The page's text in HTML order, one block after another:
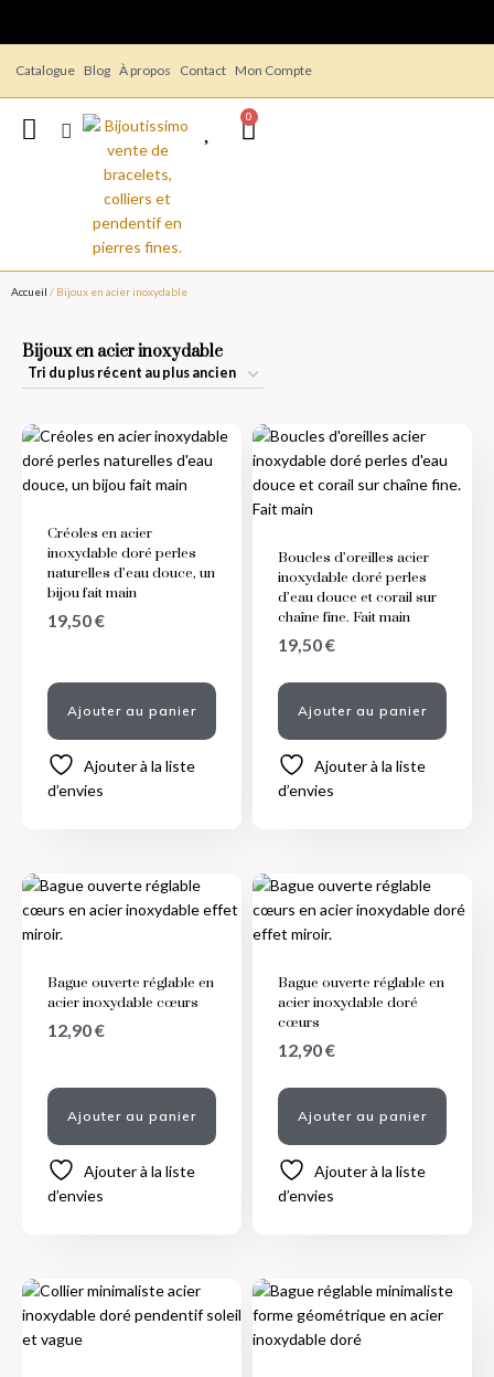
Catalogue Blog À propos Contact Mon Compte
0
Accueil / Bijoux en acier inoxydable
Bijoux en acier inoxydable
Créoles en acier
inoxydable doré perles
naturelles d’eau douce, un
bijou fait main
19,50€
Ajouter au panier
Ajouter à la liste
d’envies
Boucles d’oreilles acier
inoxydable doré perles
d’eau douce et corail sur
chaîne fine. Fait main
19,50€
Ajouter au panier
Ajouter à la liste
d’envies
Bague ouverte réglable en
acier inoxydable cœurs
12,90€
Ajouter au panier
Ajouter à la liste
d’envies
Bague ouverte réglable en
acier inoxydable doré
cœurs
12,90€
Ajouter au panier
Ajouter à la liste
d’envies